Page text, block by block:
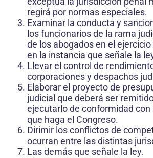
regirá por normas especiales.
Examinar la conducta y
los funcionarios de la rama
de los abogados en el
en la instancia que señale la
Llevar el control de
corporaciones y despachos
Elaborar el proyecto de
judicial que deberá ser
ejecutarlo de conformidad con
que haga el Congreso.
Dirimir los conflictos de
ocurran entre las distintas
Las demás que señale la ley.